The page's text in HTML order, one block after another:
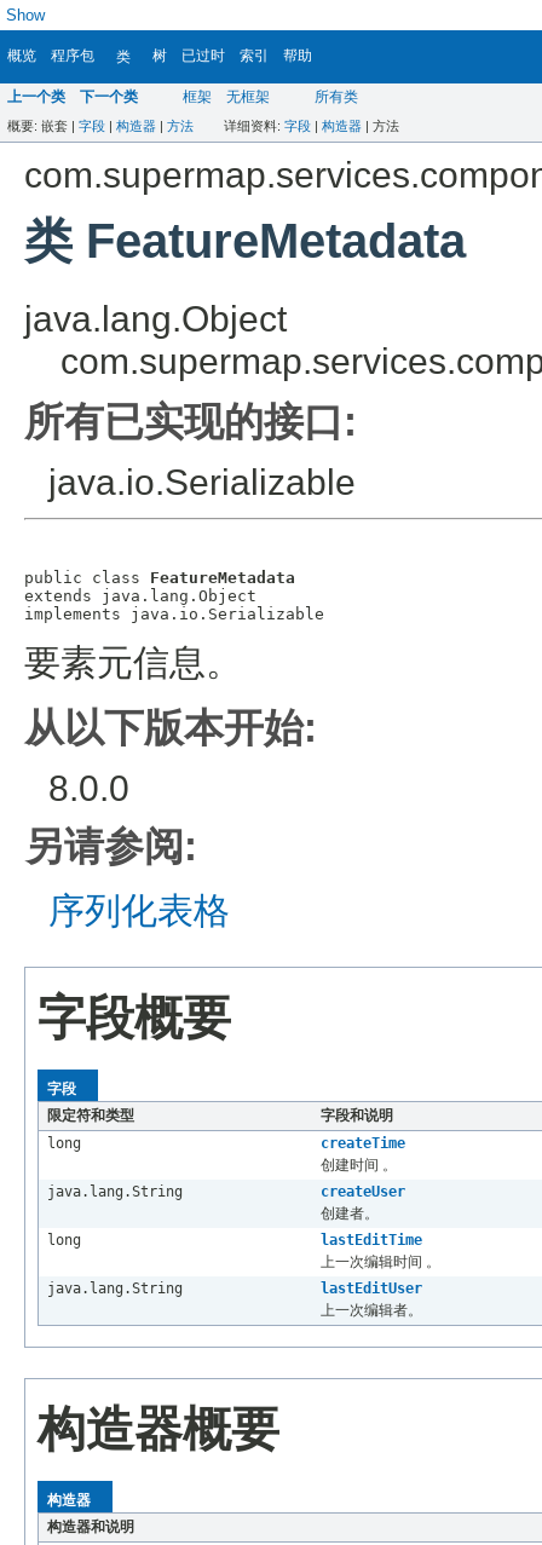
Show
概览 程序包 类 树 已过时 索引 帮助
上一个类 下一个类 框架 无框架 所有类
概要: 嵌套 | 字段 | 构造器 | 方法 详细资料: 字段 | 构造器 | 方法
类 FeatureMetadata
java.lang.Object
所有已实现的接口:
java.io.Serializable
public class FeatureMetadata
extends java.lang.Object
要素元信息。
从以下版本开始:
8.0.0
另请参阅:
序列化表格
字段概要
字段
限定符和类型
字段和说明
long
createTime
创建时间 。
java.lang.String
createUser
创建者。
long
lastEditTime
上一次编辑时间 。
java.lang.String
lastEditUser
上一次编辑者。
构造器概要
构造器
构造器和说明